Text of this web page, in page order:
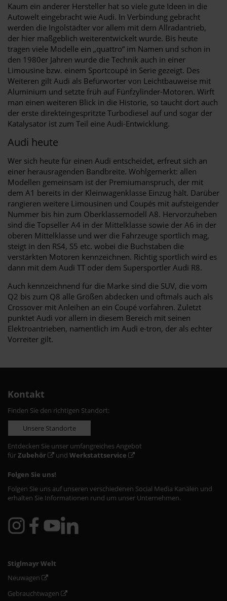
Kaum ein anderer Hersteller hat so viele gute Ideen in die
Autowelt eingebracht wie Audi. In Verbindung gebracht
werden die Ingolstädter vor allem mit dem Allradantrieb,
der hier maßgeblich weiterentwickelt wurde. Bis heute
tragen viele Modelle ein „quattro“ im Namen und schon in
den 1980er Jahren wurde die Technik auch in einer
Limousine bzw. einem Sportcoupé in Serie gezeigt. Des
Weiteren gilt Audi als Befürworter von Leichtbauweise mit
Aluminium und setzte früh auf Fünfzylinder-Motoren. Wirft
man einen weiteren Blick in die Historie, so taucht dort auch
der erste direkteingespritzte Turbodiesel auf und sogar der
Katalysator ist zum Teil eine Audi-Entwicklung.
Audi heute
Wer sich heute für einen Audi entscheidet, erfreut sich an
einer herausragenden Bandbreite. Wohlgemerkt: allen
Modellen gemeinsam ist der Premiumanspruch, der mit
dem A1 bereits in der Kleinwagenklasse Einzug hält. Darüber
rangieren weitere Limousinen und Coupés mit aufsteigender
Nummer bis hin zum Oberklassemodell A8. Hervorzuheben
sind die Topseller A4 in der Mittelklasse sowie der A6 in der
oberen Mittelklasse und wer die Fahrzeuge sportlich mag,
steigt in den RS4, S5 etc. wobei die Buchstaben die
verstärkten Motoren kennzeichnen. Richtig sportlich wird es
dann mit dem Audi TT oder dem Supersportler Audi R8.
Auch kennzeichnend für die Marke sind die SUV, die vom
Q2 bis zum Q8 alle Größen abdecken und oftmals auch als
Crossover mit Anleihen an ein Coupé vorfahren. Zuletzt
punktet Audi vor allem in diesem Bereich mit seinen
Elektroantrieben, namentlich im Audi e-tron, der als echter
Vorreiter gilt.
Kontakt
Finden Sie den richtigen Standort:
Unsere Standorte
Entdecken Sie unser umfangreiches Angebot
fürZubehör und Werkstattservice
Folgen Sie uns!
Folgen Sie uns auf unseren verschiedenen Social Media Kanälen und
erhalten Sie Informationen rund um unser Unternehmen.
Stiglmayr Welt
Neuwagen
Gebrauchtwagen